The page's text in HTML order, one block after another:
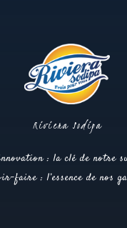
Riviera Sodipa
: la clé de notre
faire : l’essence de nos